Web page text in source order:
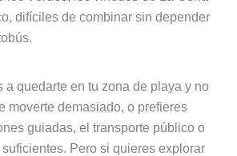
difíciles de combinar sin depender
a quedarte en tu zona de playa y no
moverte demasiado, o prefieres
guiadas, el transporte público o
Pero si quieres explorar